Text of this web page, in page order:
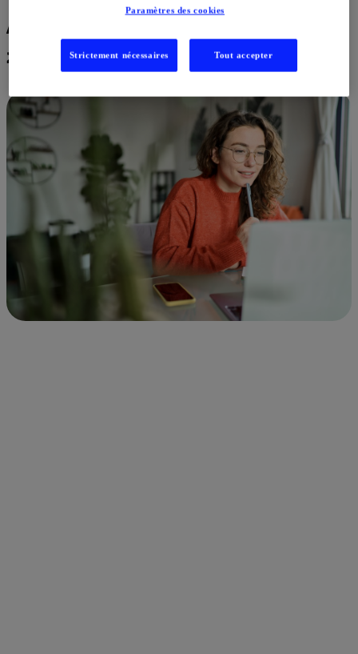
Accompagnement VAE 100% individuel –
24h (2026)
Paramètres des cookies
Strictement nécessaires Tout accepter